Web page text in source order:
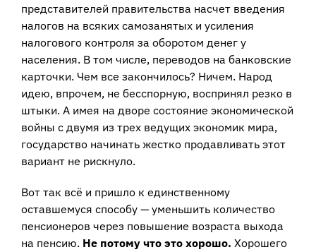
представителей правительства насчет введения
налогов на всяких самозанятых и усиления
налогового контроля за оборотом денег у
населения. В том числе, переводов на банковские
карточки. Чем все закончилось? Ничем. Народ
идею, впрочем, не бесспорную, воспринял резко в
штыки. А имея на дворе состояние экономической
войны с двумя из трех ведущих экономик мира,
государство начинать жестко продавливать этот
вариант не рискнуло.
Вот так всё и пришло к единственному
оставшемуся способу — уменьшить количество
пенсионеров через повышение возраста выхода
на пенсию. Не потому что это хорошо. Хорошего